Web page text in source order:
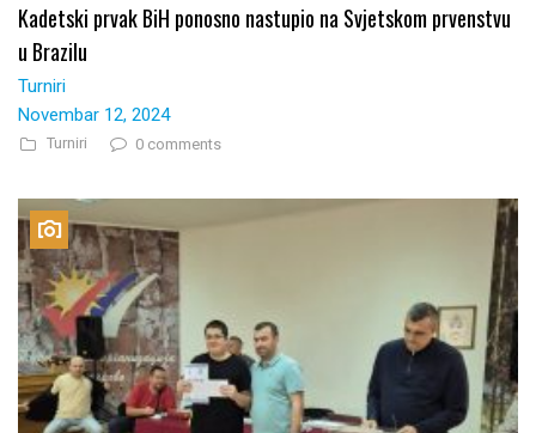
Kadetski prvak BiH ponosno nastupio na Svjetskom prvenstvu
u Brazilu
Turniri
Novembar 12, 2024
Turniri 0 comments